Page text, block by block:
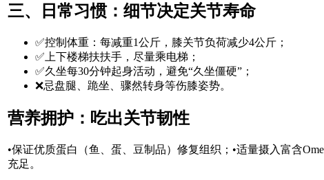
三、日常习惯：细节决定关节寿命
✅控制体重：每减重1公斤，膝关节负荷减少4公斤；
✅上下楼梯扶扶手，尽量乘电梯；
✅久坐每30分钟起身活动，避免“久坐僵硬”；
❌忌盘腿、跪坐、骤然转身等伤膝姿势。
营养拥护：吃出关节韧性
•保证优质蛋白（鱼、蛋、豆制品）修复组织；•适量摄入富含
充足。